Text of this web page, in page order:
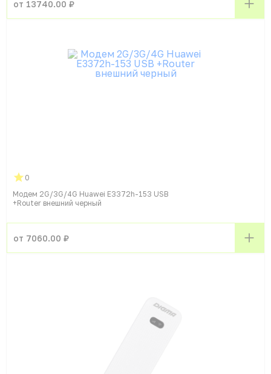
от 13740.00 ₽
0
Модем 2G/3G/4G Huawei E3372h-153 USB
+Router внешний черный
от 7060.00 ₽